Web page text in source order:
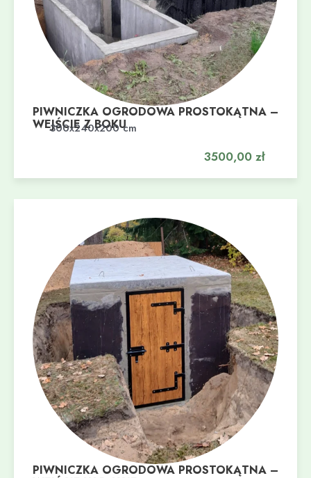
PIWNICZKA OGRODOWA PROSTOKĄTNA –
WEJŚCIE Z BOKU
300x240x200 cm
3500,00 zł
Dodaj do koszyka
PIWNICZKA OGRODOWA PROSTOKĄTNA –